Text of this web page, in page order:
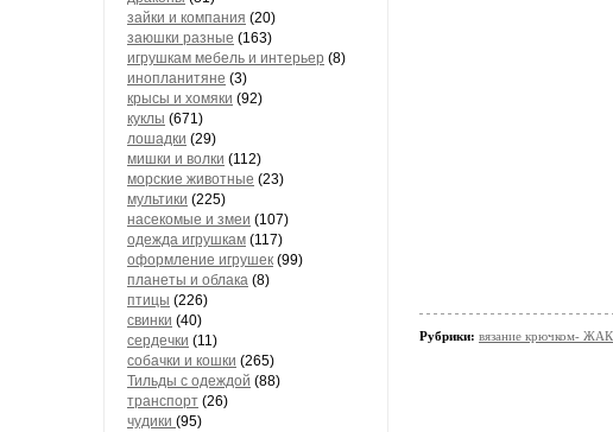
зайки и компания (20)
заюшки разные (163)
игрушкам мебель и интерьер (8)
инопланитяне (3)
крысы и хомяки (92)
куклы (671)
лошадки (29)
мишки и волки (112)
морские животные (23)
мультики (225)
насекомые и змеи (107)
одежда игрушкам (117)
оформление игрушек (99)
планеты и облака (8)
птицы (226)
свинки (40)
сердечки (11)
собачки и кошки (265)
Тильды с одеждой (88)
транспорт (26)
чудики (95)
Рубрики: вязание крючком-